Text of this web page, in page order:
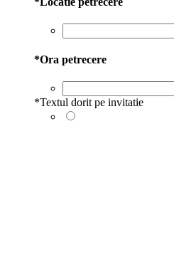
*Ora petrecere
*Textul dorit pe invitatie